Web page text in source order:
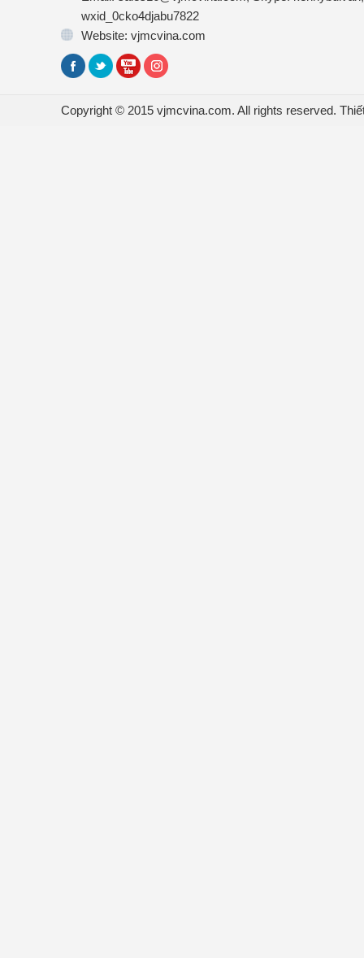
wxid_0cko4djabu7822
Website: vjmcvina.com
Copyright © 2015 vjmcvina.com. All rights reserved.